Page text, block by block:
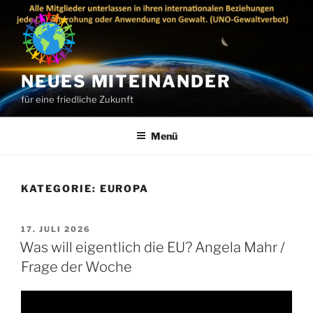
Inhalt
springen
NEUES MITEINANDER
für eine friedliche Zukunft
Menü
KATEGORIE: EUROPA
VERÖFFENTLICHT
AM
17. JULI 2026
Was will eigentlich die EU? Angela Mahr /
Frage der Woche